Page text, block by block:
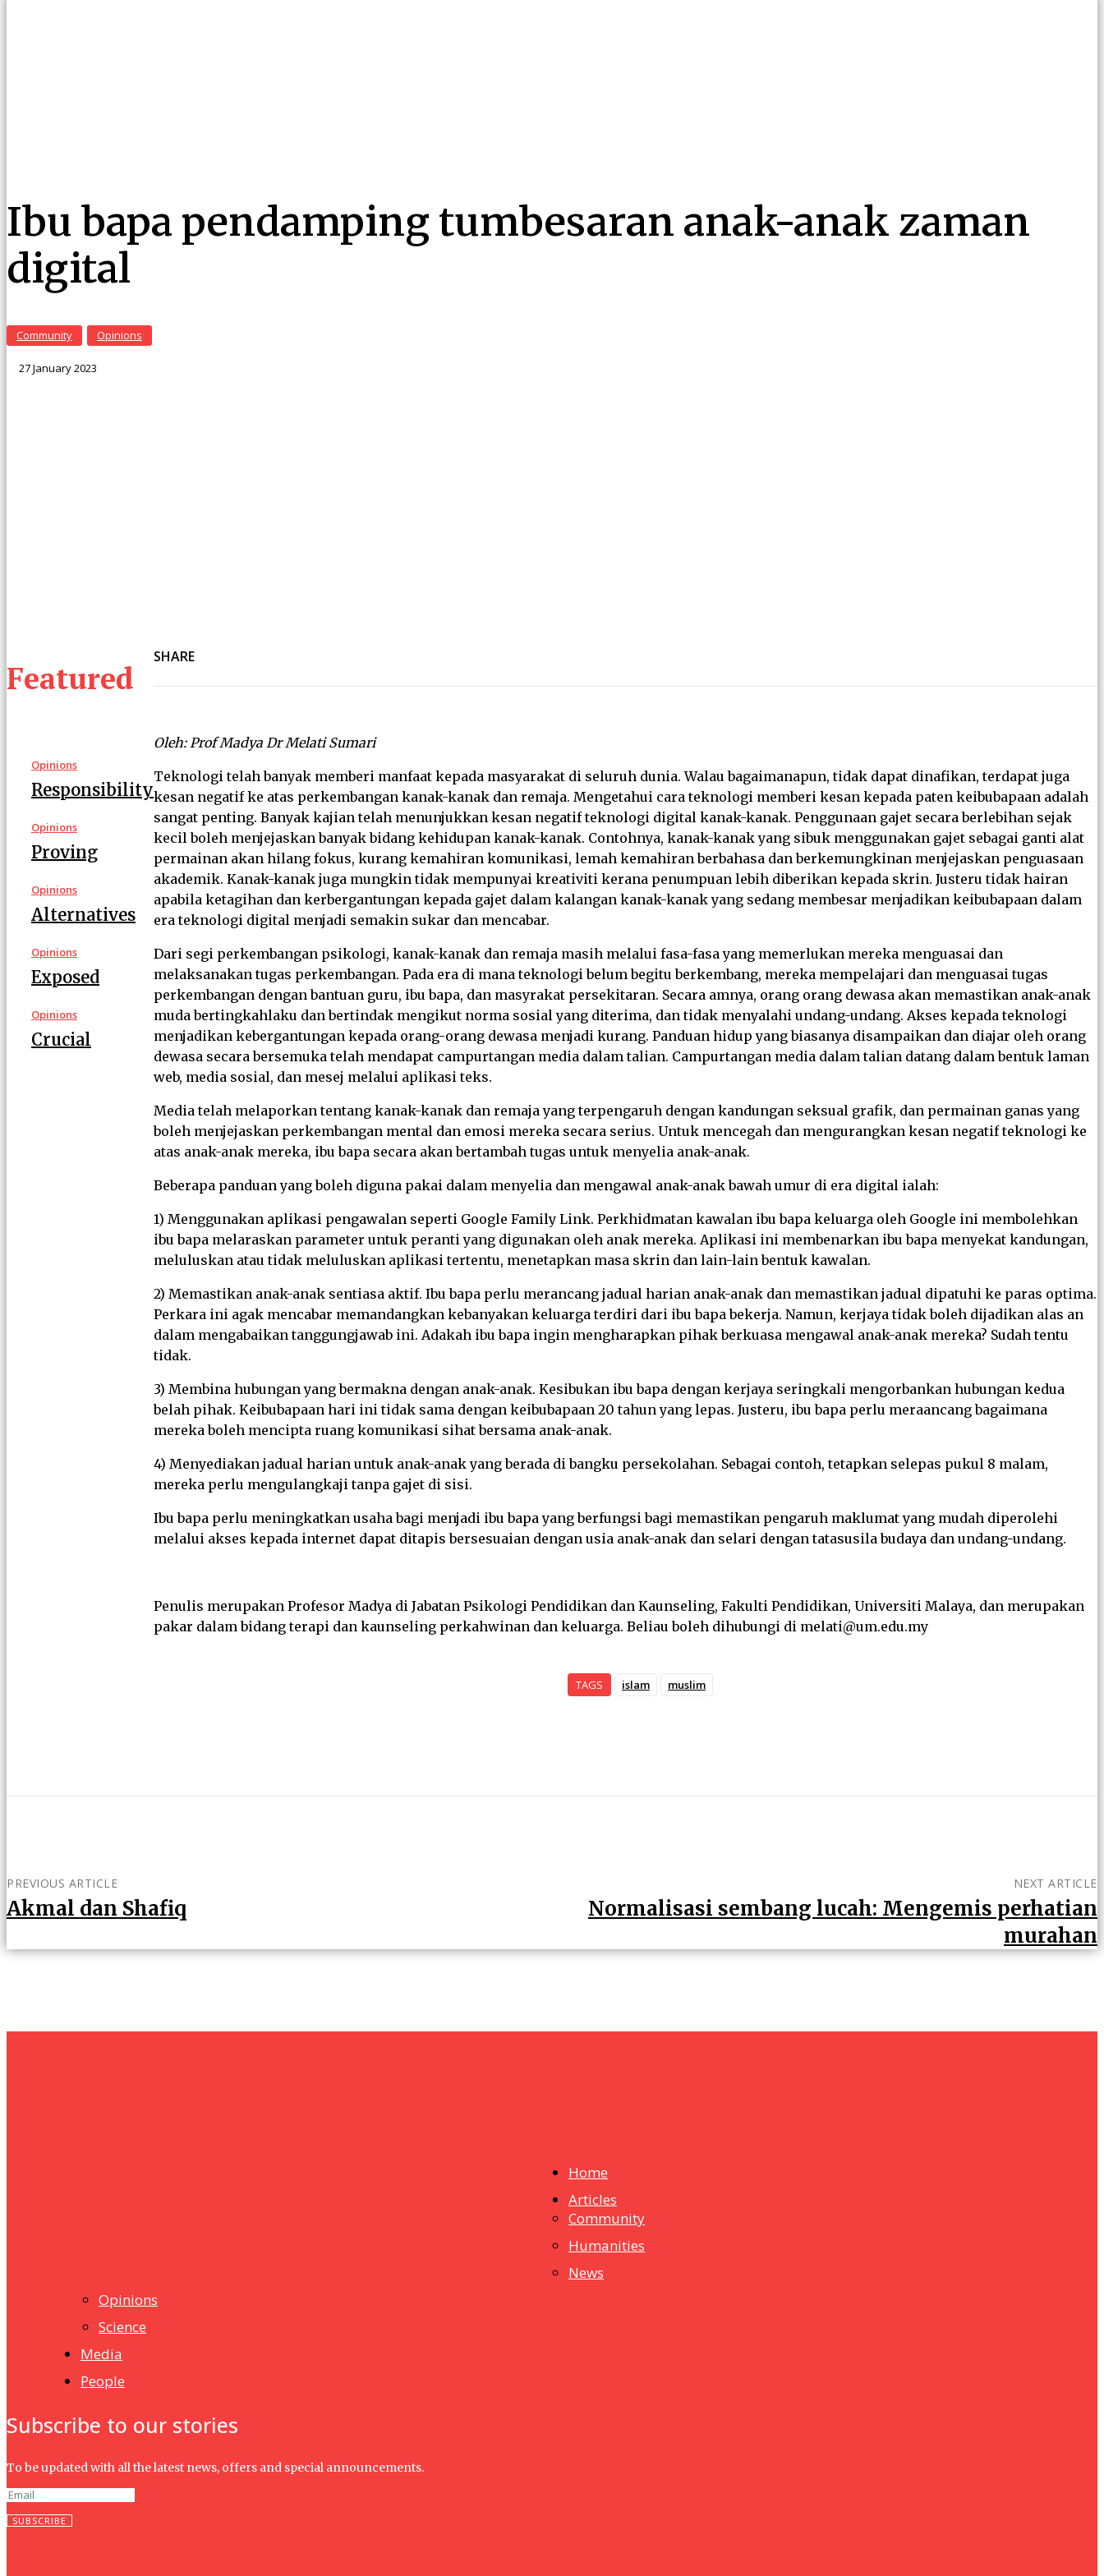
Ibu bapa pendamping tumbesaran anak-anak zaman
digital
Community Opinions
27 January 2023
Featured
Opinions
Responsibility
Opinions
Proving
Opinions
Alternatives
Opinions
Exposed
Opinions
Crucial
SHARE
Oleh: Prof Madya Dr Melati Sumari
Teknologi telah banyak memberi manfaat kepada masyarakat di seluruh dunia. Walau bagaimanapun, tidak dapat dinafikan, terdapat juga
kesan negatif ke atas perkembangan kanak-kanak dan remaja. Mengetahui cara teknologi memberi kesan kepada paten keibubapaan adalah
sangat penting. Banyak kajian telah menunjukkan kesan negatif teknologi digital kanak-kanak. Penggunaan gajet secara berlebihan sejak
kecil boleh menjejaskan banyak bidang kehidupan kanak-kanak. Contohnya, kanak-kanak yang sibuk menggunakan gajet sebagai ganti alat
permainan akan hilang fokus, kurang kemahiran komunikasi, lemah kemahiran berbahasa dan berkemungkinan menjejaskan penguasaan
akademik. Kanak-kanak juga mungkin tidak mempunyai kreativiti kerana penumpuan lebih diberikan kepada skrin. Justeru tidak hairan
apabila ketagihan dan kerbergantungan kepada gajet dalam kalangan kanak-kanak yang sedang membesar menjadikan keibubapaan dalam
era teknologi digital menjadi semakin sukar dan mencabar.
Dari segi perkembangan psikologi, kanak-kanak dan remaja masih melalui fasa-fasa yang memerlukan mereka menguasai dan
melaksanakan tugas perkembangan. Pada era di mana teknologi belum begitu berkembang, mereka mempelajari dan menguasai tugas
perkembangan dengan bantuan guru, ibu bapa, dan masyrakat persekitaran. Secara amnya, orang orang dewasa akan memastikan anak-anak
muda bertingkahlaku dan bertindak mengikut norma sosial yang diterima, dan tidak menyalahi undang-undang. Akses kepada teknologi
menjadikan kebergantungan kepada orang-orang dewasa menjadi kurang. Panduan hidup yang biasanya disampaikan dan diajar oleh orang
dewasa secara bersemuka telah mendapat campurtangan media dalam talian. Campurtangan media dalam talian datang dalam bentuk laman
web, media sosial, dan mesej melalui aplikasi teks.
Media telah melaporkan tentang kanak-kanak dan remaja yang terpengaruh dengan kandungan seksual grafik, dan permainan ganas yang
boleh menjejaskan perkembangan mental dan emosi mereka secara serius. Untuk mencegah dan mengurangkan kesan negatif teknologi ke
atas anak-anak mereka, ibu bapa secara akan bertambah tugas untuk menyelia anak-anak.
Beberapa panduan yang boleh diguna pakai dalam menyelia dan mengawal anak-anak bawah umur di era digital ialah:
1) Menggunakan aplikasi pengawalan seperti Google Family Link. Perkhidmatan kawalan ibu bapa keluarga oleh Google ini membolehkan
ibu bapa melaraskan parameter untuk peranti yang digunakan oleh anak mereka. Aplikasi ini membenarkan ibu bapa menyekat kandungan,
meluluskan atau tidak meluluskan aplikasi tertentu, menetapkan masa skrin dan lain-lain bentuk kawalan.
2) Memastikan anak-anak sentiasa aktif. Ibu bapa perlu merancang jadual harian anak-anak dan memastikan jadual dipatuhi ke paras optima.
Perkara ini agak mencabar memandangkan kebanyakan keluarga terdiri dari ibu bapa bekerja. Namun, kerjaya tidak boleh dijadikan alas an
dalam mengabaikan tanggungjawab ini. Adakah ibu bapa ingin mengharapkan pihak berkuasa mengawal anak-anak mereka? Sudah tentu
tidak.
3) Membina hubungan yang bermakna dengan anak-anak. Kesibukan ibu bapa dengan kerjaya seringkali mengorbankan hubungan kedua
belah pihak. Keibubapaan hari ini tidak sama dengan keibubapaan 20 tahun yang lepas. Justeru, ibu bapa perlu meraancang bagaimana
mereka boleh mencipta ruang komunikasi sihat bersama anak-anak.
4) Menyediakan jadual harian untuk anak-anak yang berada di bangku persekolahan. Sebagai contoh, tetapkan selepas pukul 8 malam,
mereka perlu mengulangkaji tanpa gajet di sisi.
Ibu bapa perlu meningkatkan usaha bagi menjadi ibu bapa yang berfungsi bagi memastikan pengaruh maklumat yang mudah diperolehi
melalui akses kepada internet dapat ditapis bersesuaian dengan usia anak-anak dan selari dengan tatasusila budaya dan undang-undang.
Penulis merupakan Profesor Madya di Jabatan Psikologi Pendidikan dan Kaunseling, Fakulti Pendidikan, Universiti Malaya, dan merupakan
pakar dalam bidang terapi dan kaunseling perkahwinan dan keluarga. Beliau boleh dihubungi di melati@um.edu.my
TAGS islam muslim
PREVIOUS ARTICLE
Akmal dan Shafiq
NEXT ARTICLE
Normalisasi sembang lucah: Mengemis perhatian
murahan
Home
Articles
Community
Humanities
News
Opinions
Science
Media
People
Subscribe to our stories
To be updated with all the latest news, offers and special announcements.
SUBSCRIBE